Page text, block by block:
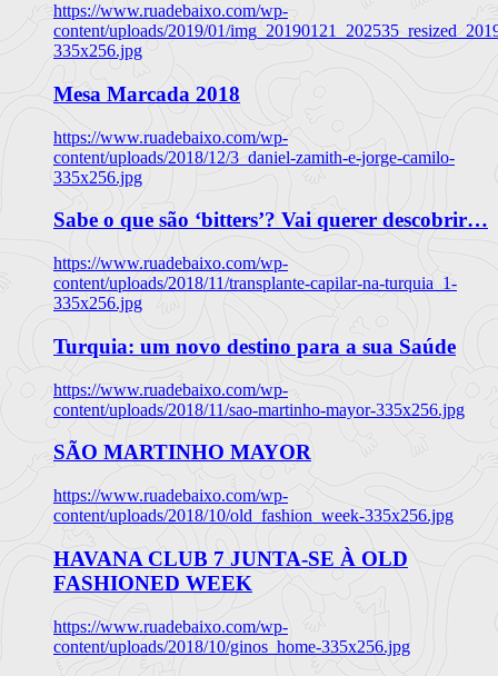
https://www.ruadebaixo.com/wp-
content/uploads/2019/01/
335x256.jpg
Mesa Marcada 2018
https://www.ruadebaixo.com/wp-
content/uploads/2018/12/3_daniel-zamith-e-jorge-camilo-
335x256.jpg
Sabe o que são ‘bitters’? Vai querer descobrir…
https://www.ruadebaixo.com/wp-
content/uploads/2018/11/transplante-capilar-na-turquia_1-
335x256.jpg
Turquia: um novo destino para a sua Saúde
https://www.ruadebaixo.com/wp-
content/uploads/2018/11/sao-martinho-mayor-335x256.jpg
SÃO MARTINHO MAYOR
https://www.ruadebaixo.com/wp-
content/uploads/2018/10/old_fashion_week-335x256.jpg
HAVANA CLUB 7 JUNTA-SE À OLD
FASHIONED WEEK
https://www.ruadebaixo.com/wp-
content/uploads/2018/10/ginos_home-335x256.jpg